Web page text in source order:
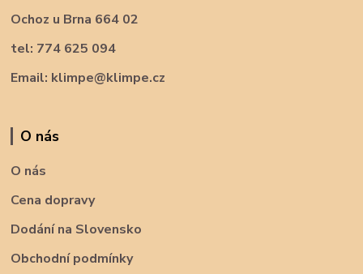
Ochoz u Brna 664 02
tel: 774 625 094
Email: klimpe@klimpe.cz
O nás
O nás
Cena dopravy
Dodání na Slovensko
Obchodní podmínky